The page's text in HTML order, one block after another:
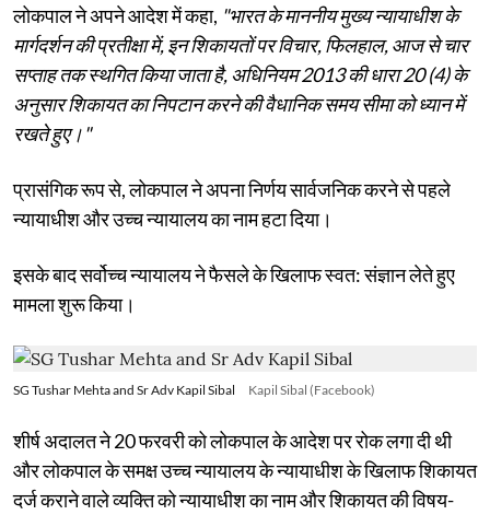
लोकपाल ने अपने आदेश में कहा, "भारत के माननीय मुख्य न्यायाधीश के
मार्गदर्शन की प्रतीक्षा में, इन शिकायतों पर विचार, फिलहाल, आज से चार
सप्ताह तक स्थगित किया जाता है, अधिनियम 2013 की धारा 20 (4) के
अनुसार शिकायत का निपटान करने की वैधानिक समय सीमा को ध्यान में
रखते हुए।"
प्रासंगिक रूप से, लोकपाल ने अपना निर्णय सार्वजनिक करने से पहले
न्यायाधीश और उच्च न्यायालय का नाम हटा दिया।
इसके बाद सर्वोच्च न्यायालय ने फैसले के खिलाफ स्वत: संज्ञान लेते हुए
मामला शुरू किया।
SG Tushar Mehta and Sr Adv Kapil Sibal Kapil Sibal (Facebook)
शीर्ष अदालत ने 20 फरवरी को लोकपाल के आदेश पर रोक लगा दी थी
और लोकपाल के समक्ष उच्च न्यायालय के न्यायाधीश के खिलाफ शिकायत
दर्ज कराने वाले व्यक्ति को न्यायाधीश का नाम और शिकायत की विषय-